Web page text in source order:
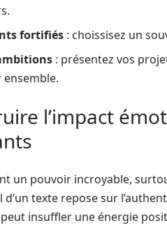
fortifiés : choissisez un
: présentez vos
l’impact
un pouvoir incroyable,
texte repose sur
insuffler une énergie